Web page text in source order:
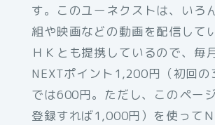
す。このユーネクストは、いろ
組や映画などの動画を配信して
ＨＫとも提携しているので、毎
NEXTポイント1,200円（初回
では600円。ただし、このペー
登録すれば1,000円）を使って